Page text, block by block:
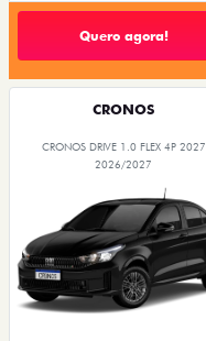
Quero agora!
CRONOS
CRONOS DRIVE 1.0 FLEX 4P 2027
2026/2027